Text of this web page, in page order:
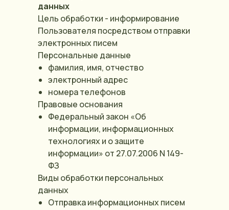
данных
Цель обработки - информирование
Пользователя посредством отправки
электронных писем
Персональные данные
фамилия, имя, отчество
электронный адрес
номера телефонов
Правовые основания
Федеральный закон «Об
информации, информационных
технологиях и о защите
информации» от 27.07.2006 N 149-
ФЗ
Виды обработки персональных
данных
Отправка информационных писем